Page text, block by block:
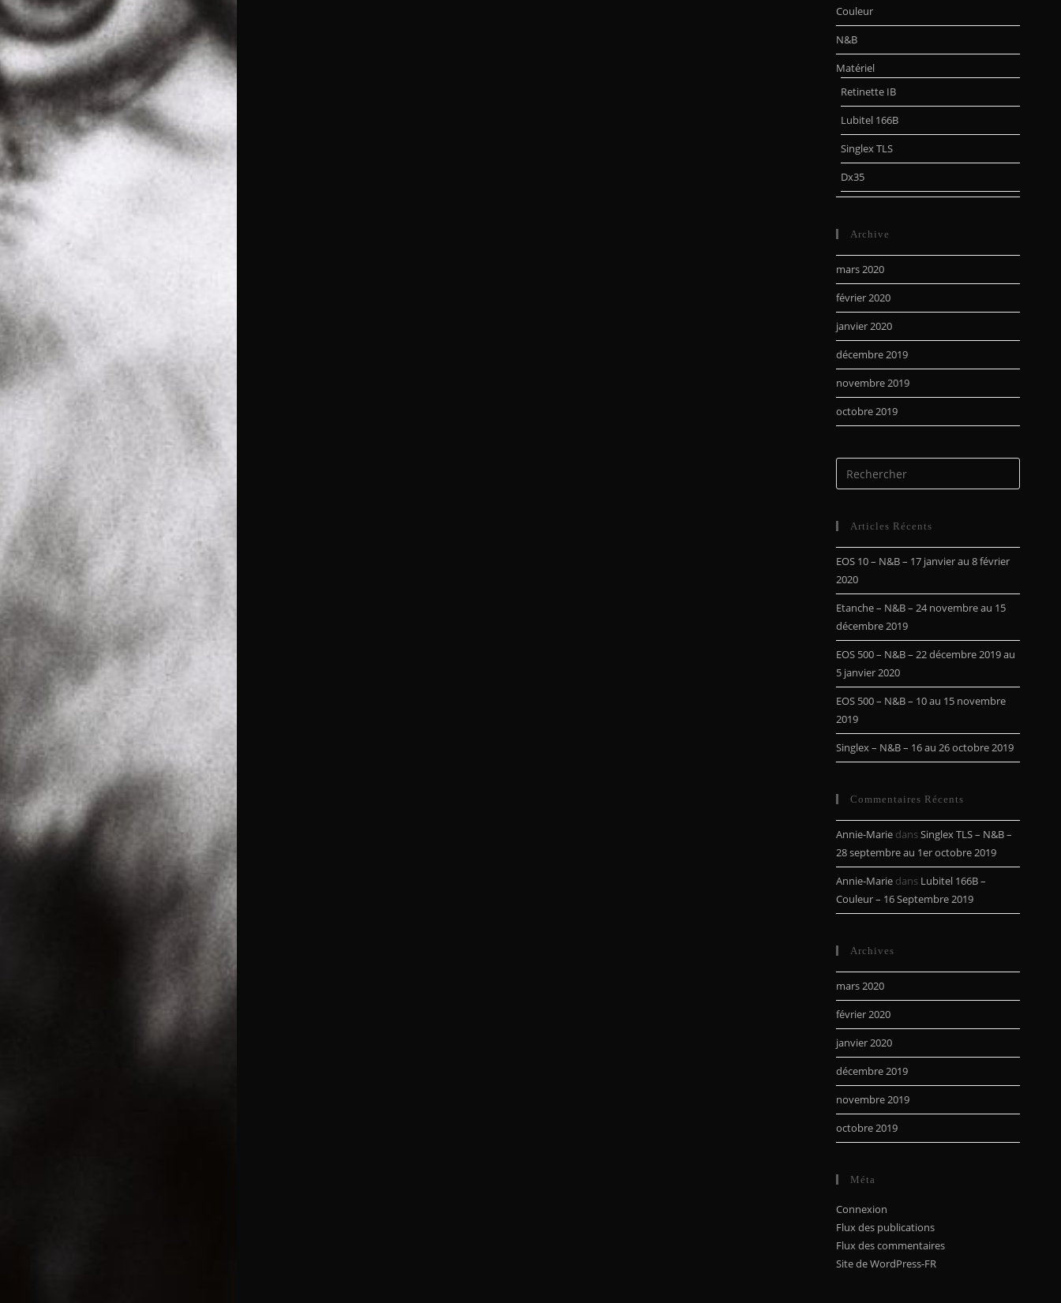
Couleur
N&B
Matériel
Retinette IB
Lubitel 166B
Singlex TLS
Dx35
Archive
mars 2020
février 2020
janvier 2020
décembre 2019
novembre 2019
octobre 2019
Articles Récents
EOS 10 – N&B – 17 janvier au 8 février
2020
Etanche – N&B – 24 novembre au 15
décembre 2019
EOS 500 – N&B – 22 décembre 2019 au
5 janvier 2020
EOS 500 – N&B – 10 au 15 novembre
2019
Singlex – N&B – 16 au 26 octobre 2019
Commentaires Récents
Annie-MariedansSinglex TLS – N&B –
28 septembre au 1er octobre 2019
Annie-Mariedans Lubitel 166B –
Couleur – 16 Septembre 2019
Archives
mars 2020
février 2020
janvier 2020
décembre 2019
novembre 2019
octobre 2019
Méta
Connexion
Flux des publications
Flux des commentaires
Site de WordPress-FR